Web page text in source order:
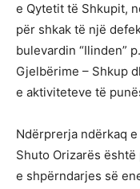
e Qytetit të Shkupit,
për shkak të një
bulevardin “Ilinden”
Gjelbërime – Shkup
e aktiviteteve të
Ndërprerja ndërkaq
Shuto Orizarës
e shpërndarjes së